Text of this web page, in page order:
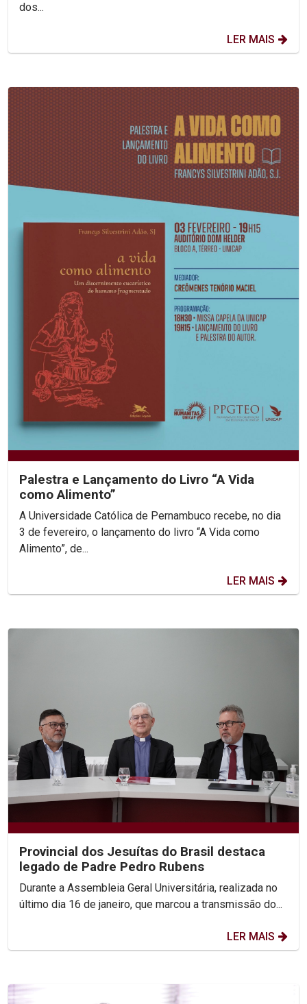
dos...
LER MAIS
Palestra e Lançamento do Livro “A Vida
como Alimento”
A Universidade Católica de Pernambuco recebe, no dia
3 de fevereiro, o lançamento do livro “A Vida como
Alimento”, de...
LER MAIS
Provincial dos Jesuítas do Brasil destaca
legado de Padre Pedro Rubens
Durante a Assembleia Geral Universitária, realizada no
último dia 16 de janeiro, que marcou a transmissão do...
LER MAIS